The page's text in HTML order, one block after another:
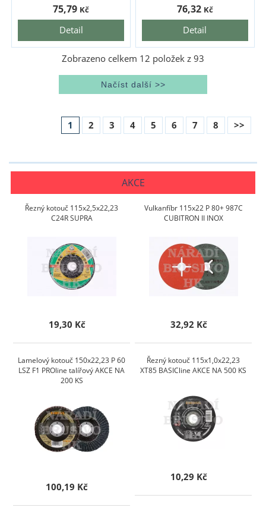
Detail
75,79 Kč
Detail
76,32 Kč
Zobrazeno celkem 12 položek z93
1 2 3 4 5 6 7 8 >>
AKCE
Řezný kotouč 115x2,5x22,23
C24R SUPRA
19,30 Kč
Vulkanfíbr 115x22 P 80+ 987C
CUBITRON II INOX
32,92 Kč
Lamelový kotouč 150x22,23 P 60
LSZ F1 PROline talířový AKCE NA
200 KS
100,19 Kč
Řezný kotouč 115x1,0x22,23
XT85 BASICline AKCE NA 500 KS
10,29 Kč